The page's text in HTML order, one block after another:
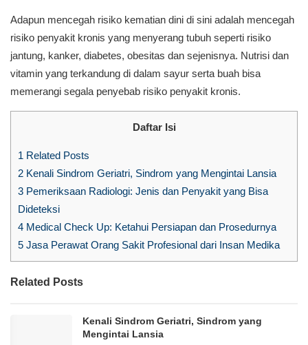
Adapun mencegah risiko kematian dini di sini adalah mencegah
risiko penyakit kronis yang menyerang tubuh seperti risiko
jantung, kanker, diabetes, obesitas dan sejenisnya. Nutrisi dan
vitamin yang terkandung di dalam sayur serta buah bisa
memerangi segala penyebab risiko penyakit kronis.
Daftar Isi
1 Related Posts
2 Kenali Sindrom Geriatri, Sindrom yang Mengintai Lansia
3 Pemeriksaan Radiologi: Jenis dan Penyakit yang Bisa
Dideteksi
4 Medical Check Up: Ketahui Persiapan dan Prosedurnya
5 Jasa Perawat Orang Sakit Profesional dari Insan Medika
Related Posts
Kenali Sindrom Geriatri, Sindrom yang
Mengintai Lansia